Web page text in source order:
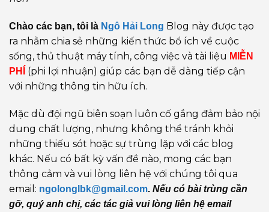
Chào các bạn, tôi là Ngô Hải Long Blog này được tạo
ra nhằm chia sẻ những kiến thức bổ ích về cuộc
sống, thủ thuật máy tính, công việc và tài liệu MIỄN
PHÍ
(phi lợi nhuận) giúp các bạn dễ dàng tiếp cận
với những thông tin hữu ích.
Mặc dù đội ngũ biên soạn luôn cố gắng đảm bảo nội
dung chất lượng, nhưng không thể tránh khỏi
những thiếu sót hoặc sự trùng lặp với các blog
khác. Nếu có bất kỳ vấn đề nào, mong các bạn
thông cảm và vui lòng liên hệ với chúng tôi qua
email: ngolonglbk@gmail.com. Nếu có bài trùng cần
gỡ, quý anh chị, các tác giả vui lòng liên hệ email